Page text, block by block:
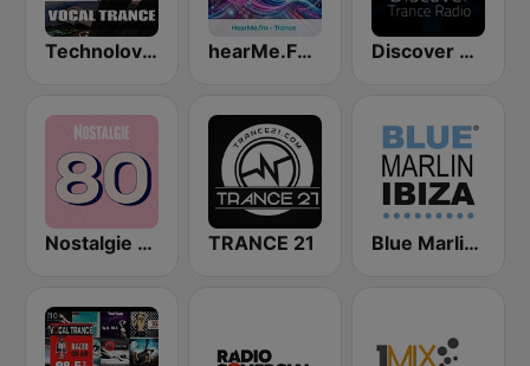
Technolovers - VOCAL TRANCE hearMe.FM Trance Discover Trance Radio
Nostalgie 80 TRANCE 21 Blue Marlin Ibiza Radio